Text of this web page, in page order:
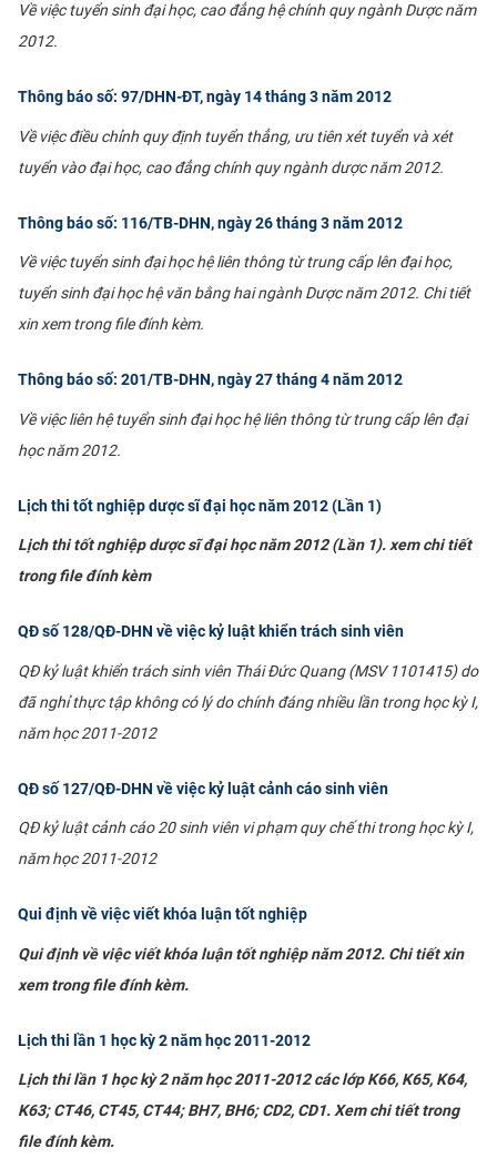
Về việc tuyển sinh đại học, cao đẳng hệ chính quy ngành Dược năm
2012.​
Thông báo số: 97/DHN-ĐT, ngày 14 tháng 3 năm 2012
Về việc điều chỉnh quy định tuyển thẳng, ưu tiên xét tuyển và xét
tuyển vào đại học, cao đẳng chính quy ngành dược năm 2012.
Thông báo số: 116/TB-DHN, ngày 26 tháng 3 năm 2012
Về việc tuyển sinh đại học hệ liên thông từ trung cấp lên đại học,
tuyển sinh đại học hệ văn bằng hai ngành Dược năm 2012. Chi tiết
xin xem trong file đính kèm.
Thông báo số: 201/TB-DHN, ngày 27 tháng 4 năm 2012
Về việc liên hệ tuyển sinh đại học hệ liên thông từ trung cấp lên đại
học năm 2012.​
Lịch thi tốt nghiệp dược sĩ đại học năm 2012 (Lần 1)
Lịch thi tốt nghiệp dược sĩ đại học năm 2012 (Lần 1). xem chi tiết
trong file đính kèm
QĐ số 128/QĐ-DHN về việc kỷ luật khiển trách sinh viên
​QĐ kỷ luật khiển trách sinh viên Thái Đức Quang (MSV 1101415) do
đã nghỉ thực tập không có lý do chính đáng nhiều lần trong học kỳ I,
năm học 2011-2012​​​​
QĐ số 127/QĐ-DHN về việc kỷ luật cảnh cáo sinh viên
​QĐ kỷ luật cảnh cáo 20 sinh viên vi phạm quy chế thi trong học kỳ I,
năm học 2011-2012
Qui định về việc viết khóa luận tốt nghiệp
Qui định về việc viết khóa luận tốt nghiệp năm 2012. Chi tiết xin
xem trong file đính kèm.
Lịch thi lần 1 học kỳ 2 năm học 2011-2012
Lịch thi lần 1 học kỳ 2 năm học 2011-2012 các lớp K66, K65, K64,
K63; CT46, CT45, CT44; BH7, BH6; CD2, CD1. Xem chi tiết trong
file đính kèm.